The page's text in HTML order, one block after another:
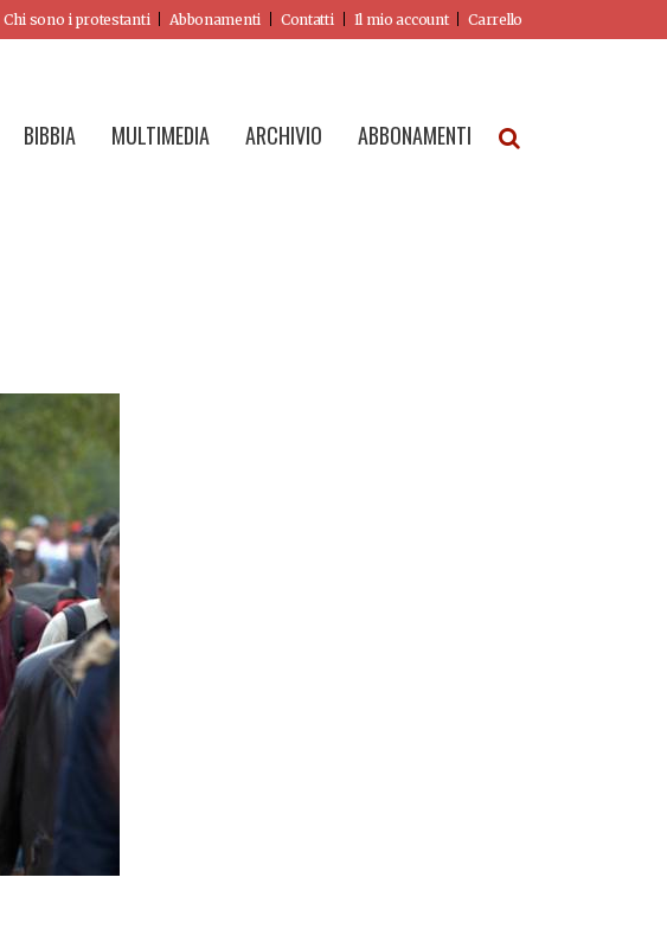
Chi sono i protestanti Abbonamenti Contatti Il mio account Carrello
BIBBIA MULTIMEDIA ARCHIVIO ABBONAMENTI